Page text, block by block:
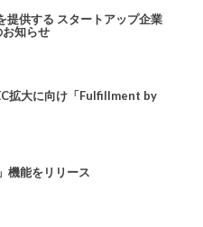
提供する スタートアップ企業
知らせ
拡大に向け「Fulfillment by
機能をリリース